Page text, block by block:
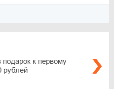
подарок к первому
рублей